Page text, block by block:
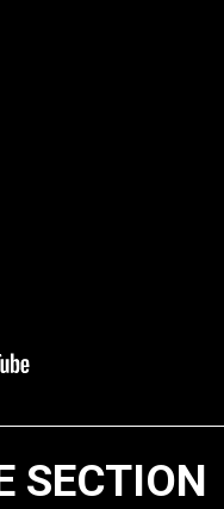
SECTION